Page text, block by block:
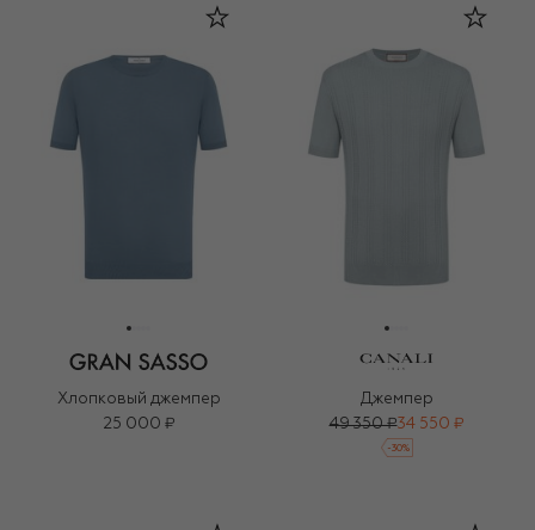
Хлопковый джемпер
25 000 ₽
Джемпер
49 350 ₽34 550 ₽
-30%